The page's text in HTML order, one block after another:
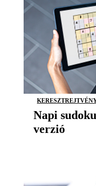
Napi
verzió